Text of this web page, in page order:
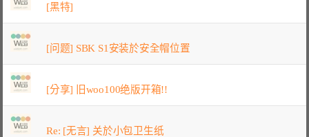
[黑特]
[问题] SBK S1安装於安全帽位置
[分享] 旧woo100绝版开箱!!
Re: [无言] 关於小包卫生纸